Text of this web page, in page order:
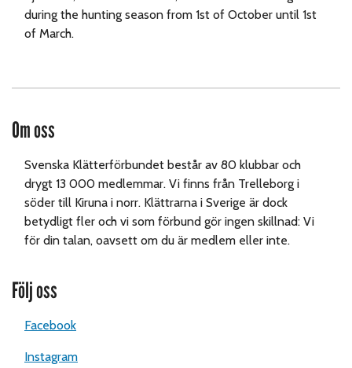
during the hunting season from 1st of October until 1st
of March.
Om oss
Svenska Klätterförbundet består av 80 klubbar och
drygt 13 000 medlemmar. Vi finns från Trelleborg i
söder till Kiruna i norr. Klättrarna i Sverige är dock
betydligt fler och vi som förbund gör ingen skillnad: Vi
för din talan, oavsett om du är medlem eller inte.
Följ oss
Facebook
Instagram